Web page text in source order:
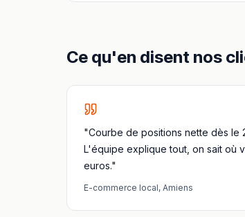
Ce qu'en disent nos
"Courbe de positions nette dès le
L'équipe explique tout, on sait où
euros."
E-commerce local, Amiens